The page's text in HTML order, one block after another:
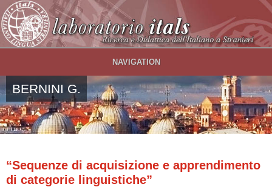
Salta al contenuto principale
NAVIGATION
BERNINI G.
“Sequenze di acquisizione e apprendimento
di categorie linguistiche”